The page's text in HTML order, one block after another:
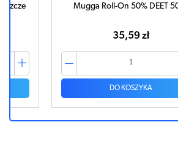
Mugga Roll-On 50% DEET
35,59 zł
DO KOSZYKA